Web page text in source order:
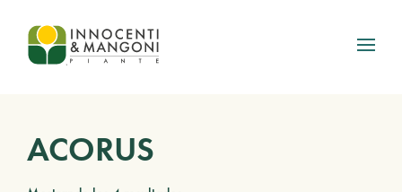
Skip to main content
ACORUS